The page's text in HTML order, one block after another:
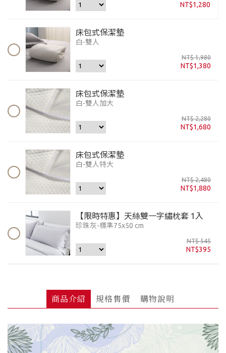
NT$1,280
床包式保潔墊
白-雙人
NT$1,380
NT$ 1,980
床包式保潔墊
白-雙人加大
NT$1,680
NT$ 2,280
床包式保潔墊
白-雙人特大
NT$1,880
NT$ 2,480
【限時特惠】天絲雙一字繡枕套 1入
珍珠灰-標準75x50 cm
NT$395
NT$ 545
商品介紹 規格售價 購物說明